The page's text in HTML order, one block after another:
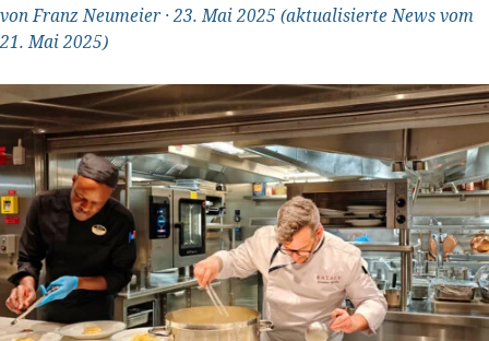
vonFranz Neumeier·23. Mai 2025 (aktualisierte News vom
21. Mai 2025)